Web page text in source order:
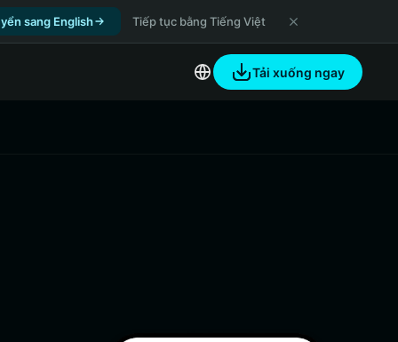
sang English Tiếp tục bằng Tiếng Việt
Tải xuống ngay